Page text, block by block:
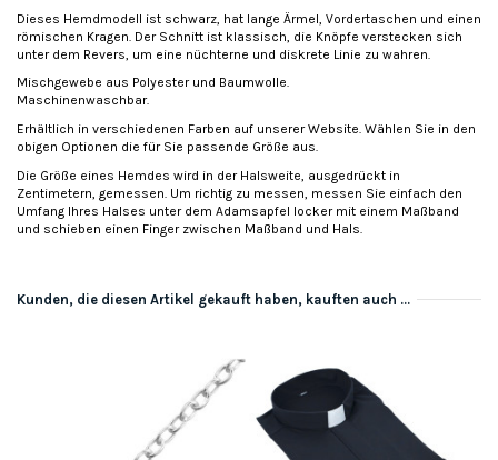
Dieses Hemdmodell ist schwarz, hat lange Ärmel, Vordertaschen und einen
römischen Kragen. Der Schnitt ist klassisch, die Knöpfe verstecken sich
unter dem Revers, um eine nüchterne und diskrete Linie zu wahren.
Mischgewebe aus Polyester und Baumwolle.
Maschinenwaschbar.
Erhältlich in verschiedenen Farben auf unserer Website. Wählen Sie in den
obigen Optionen die für Sie passende Größe aus.
Die Größe eines Hemdes wird in der Halsweite, ausgedrückt in
Zentimetern, gemessen. Um richtig zu messen, messen Sie einfach den
Umfang Ihres Halses unter dem Adamsapfel locker mit einem Maßband
und schieben einen Finger zwischen Maßband und Hals.
Kunden, die diesen Artikel gekauft haben, kauften auch ...